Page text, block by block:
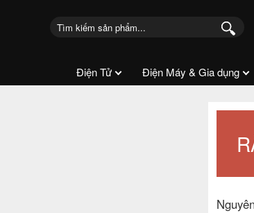
Điện Tử Điện Máy & Gia dụng